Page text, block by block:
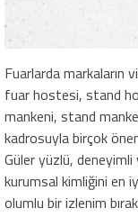
Fuarlarda markaların
fuar hostesi, stand
mankeni, stand
kadrosuyla birçok
Güler yüzlü, deneyimli
kurumsal kimliğini en
olumlu bir izlenim